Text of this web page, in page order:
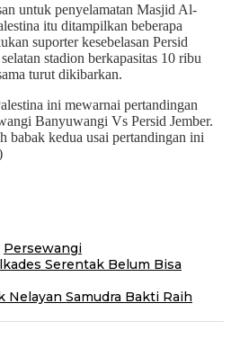
untuk penyelamatan Masjid Al-
itu ditampilkan beberapa
suporter kesebelasan Persid
stadion berkapasitas 10 ribu
turut dikibarkan.
ini mewarnai pertandingan
Banyuwangi Vs Persid Jember.
babak kedua usai pertandingan ini
Persewangi
Serentak Belum Bisa
Nelayan Samudra Bakti Raih